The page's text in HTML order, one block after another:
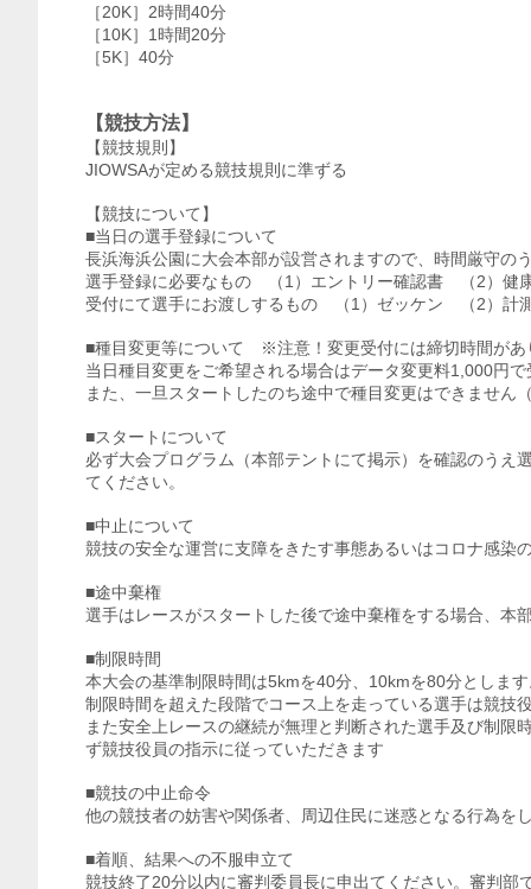
［20K］2時間40分
［10K］1時間20分
［5K］40分
【競技方法】
【競技規則】
JIOWSAが定める競技規則に準ずる
【競技について】
■当日の選手登録について
長浜海浜公園に大会本部が設営されますので、時間厳守の
選手登録に必要なもの （1）エントリー確認書 （2）健
受付にて選手にお渡しするもの （1）ゼッケン （2）計
■種目変更等について ※注意！変更受付には締切時間があ
当日種目変更をご希望される場合はデータ変更料1,000円
また、一旦スタートしたのち途中で種目変更はできません
■スタートについて
必ず大会プログラム（本部テントにて掲示）を確認のうえ
てください。
■中止について
競技の安全な運営に支障をきたす事態あるいはコロナ感染
■途中棄権
選手はレースがスタートした後で途中棄権をする場合、本
■制限時間
本大会の基準制限時間は5kmを40分、10kmを80分としま
制限時間を超えた段階でコース上を走っている選手は競技
また安全上レースの継続が無理と判断された選手及び制
ず競技役員の指示に従っていただきます
■競技の中止命令
他の競技者の妨害や関係者、周辺住民に迷惑となる行為を
■着順、結果への不服申立て
競技終了20分以内に審判委員長に申出てください。審判部